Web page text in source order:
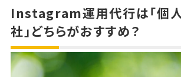
Instagram運用代行は「個
社」どちらがおすすめ？